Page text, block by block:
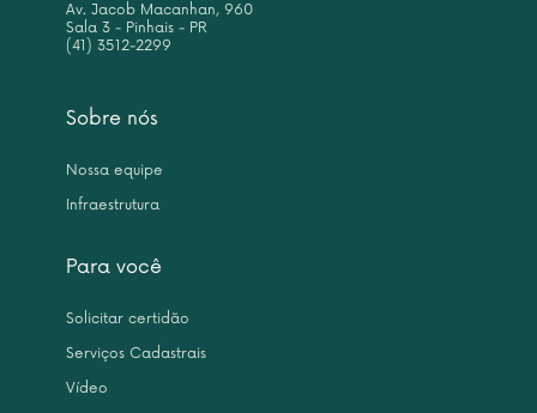
Sobre nós
Nossa equipe
Infraestrutura
Para você
Solicitar certidão
Serviços Cadastrais
Vídeo
Av. Jacob Macanhan, 960
Sala 3 - Pinhais - PR
(41) 3512-2299